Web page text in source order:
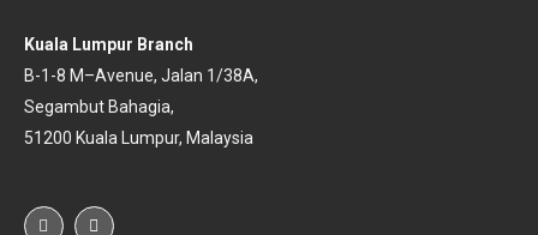
Kuala Lumpur Branch
B-1-8 M–Avenue, Jalan 1/38A,
Segambut Bahagia,
51200 Kuala
Lumpur, Malaysia